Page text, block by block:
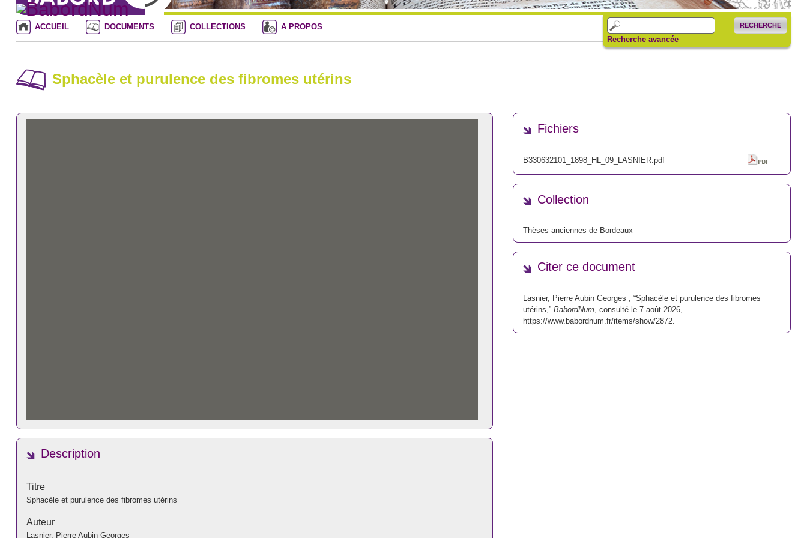
RECHERCHE
Recherche avancée
ACCUEIL DOCUMENTS COLLECTIONS A PROPOS
Sphacèle et purulence des fibromes utérins
Description
Titre
Sphacèle et purulence des fibromes utérins
Auteur
Lasnier, Pierre Aubin Georges
Fichiers
B330632101_1898_HL_09_LASNIER.pdf
Collection
Thèses anciennes de Bordeaux
Citer ce document
Lasnier, Pierre Aubin Georges , “Sphacèle et purulence des fibromes
utérins,” BabordNum, consulté le 7 août 2026,
https://www.babordnum.fr/items/show/2872.